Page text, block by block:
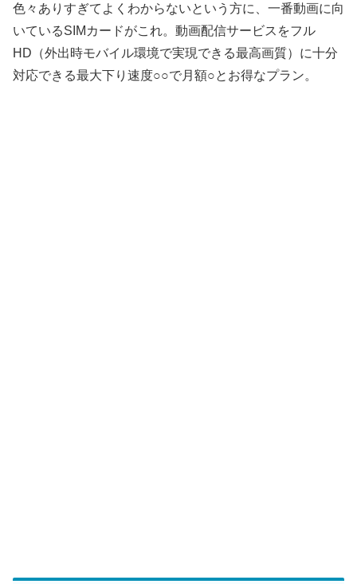
色々ありすぎてよくわからないという方に、一番動画に向
いているSIMカードがこれ。動画配信サービスをフル
HD（外出時モバイル環境で実現できる最高画質）に十分
対応できる最大下り速度○○で月額○とお得なプラン。